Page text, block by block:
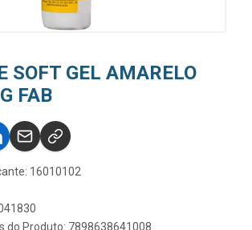
SOFT GEL AMARELO
FAB
16010102
do Produto: 7898638641008